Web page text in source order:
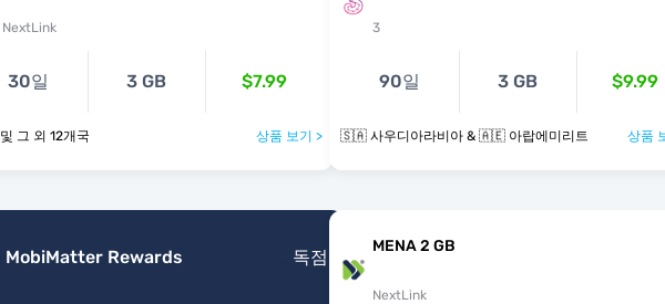
NextLink
30일 3 GB $7.99
🇦🇪 및 그 외 12개국 상품 보기 >
3
90일 3 GB $9.99
🇸🇦 사우디아라비아 & 🇦🇪 아랍에미리트 상품
MobiMatter Rewards 독점
MENA 2 GB
NextLink